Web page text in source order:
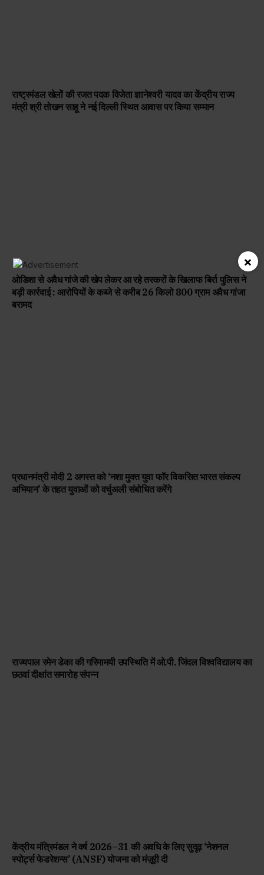
राष्ट्रमंडल खेलों की रजत पदक विजेता ज्ञानेश्वरी यादव का केंद्रीय राज्य
मंत्री श्री तोखन साहू ने नई दिल्ली स्थित आवास पर किया सम्मान
ओडिशा से अवैध गांजे की खेप लेकर आ रहे तस्करों के खिलाफ बिर्रा पुलिस ने
बड़ी कार्रवाई : आरोपियों के कब्जे से करीब 26 किलो 800 ग्राम अवैध गांजा
बरामद
प्रधानमंत्री मोदी 2 अगस्त को ‘नशा मुक्त युवा फॉर विकसित भारत संकल्प
अभियान’ के तहत युवाओं को वर्चुअली संबोधित करेंगे
राज्यपाल रमेन डेका की गरिमामयी उपस्थिति में ओ.पी. जिंदल विश्वविद्यालय का
छठवां दीक्षांत समारोह संपन्न
केंद्रीय मंत्रिमंडल ने वर्ष 2026–31 की अवधि के लिए सुदृढ़ ‘नेशनल
स्पोर्ट्स फेडरेशन्स’ (ANSF) योजना को मंज़ूरी दी
×